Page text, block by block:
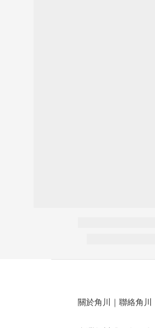
關於角川 ｜ 聯絡角川